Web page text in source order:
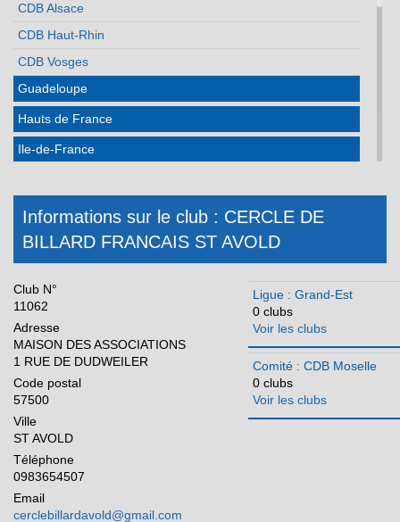
CDB Alsace
CDB Haut-Rhin
CDB Vosges
Guadeloupe
Hauts de France
Ile-de-France
Méditerranée
Normandie
Occitanie
Pays de la Loire
Réunion
Informations sur le club : CERCLE DE
BILLARD FRANCAIS ST AVOLD
Club N°
11062
Adresse
MAISON DES ASSOCIATIONS
1 RUE DE DUDWEILER
Code postal
57500
Ville
ST AVOLD
Téléphone
0983654507
Email
cerclebillardavold@gmail.com
Ligue : Grand-Est
0 clubs
Voir les clubs
Comité : CDB Moselle
0 clubs
Voir les clubs